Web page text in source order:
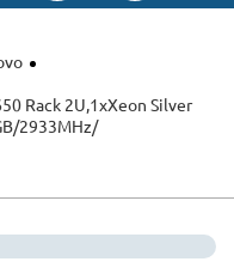
Rack 2U,1xXeon Silver
2933MHz/